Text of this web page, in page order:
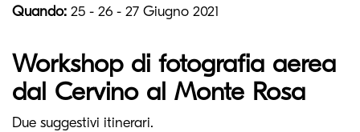
Quando: 25 - 26 - 27 Giugno 2021
Workshop di fotografia aerea
dal Cervino al Monte Rosa
Due suggestivi itinerari.